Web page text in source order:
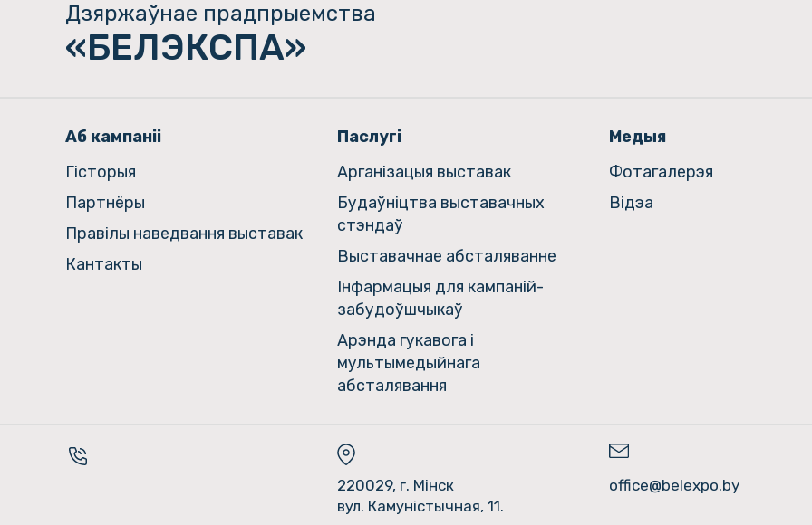
Дзяржаўнае прадпрыемства
«БЕЛЭКСПА»
Аб кампаніі
Гiсторыя
Партнёры
Правілы наведвання выставак
Кантакты
Паслугі
Арганізацыя выставак
Будаўніцтва выставачных
стэндаў
Выставачнае абсталяванне
Інфармацыя для кампаній-
забудоўшчыкаў
Арэнда гукавога і
мультымедыйнага
абсталявання
Медыя
Фотагалерэя
Відэа
220029, г. Мінск
вул. Камуністычная, 11.
office@belexpo.by